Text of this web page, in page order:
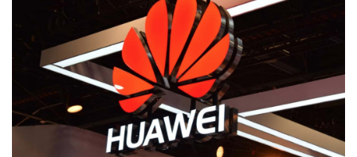
EduTech
IT Times
生成式AI與雲端應用
Enterprise Digital Transformation